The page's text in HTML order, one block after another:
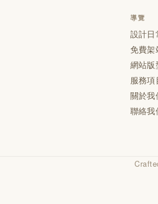
導覽
設計日
免費架
網站版
服務項
關於我
聯絡我